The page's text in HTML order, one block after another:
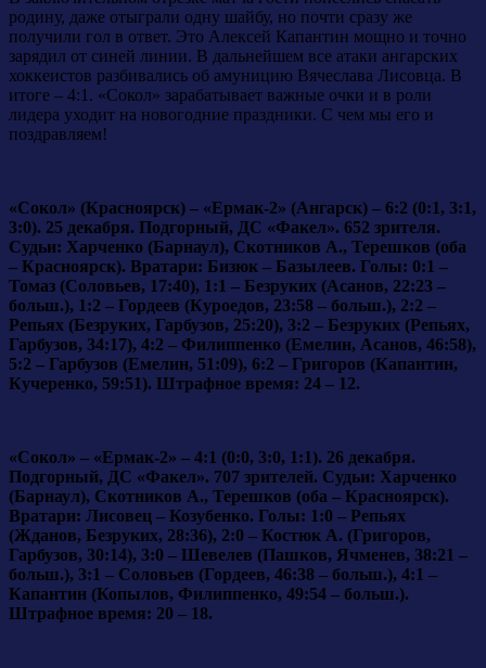
родину, даже отыграли одну шайбу, но почти сразу же
получили гол в ответ. Это Алексей Капантин мощно и точно
зарядил от синей линии. В дальнейшем все атаки ангарских
хоккеистов разбивались об амуницию Вячеслава Лисовца. В
итоге – 4:1. «Сокол» зарабатывает важные очки и в роли
лидера уходит на новогодние праздники. С чем мы его и
поздравляем!
«Сокол» (Красноярск) – «Ермак-2» (Ангарск) – 6:2 (0:1, 3:1,
3:0). 25 декабря. Подгорный, ДС «Факел». 652 зрителя.
Судьи: Харченко (Барнаул), Скотников А., Терешков (оба
– Красноярск). Вратари: Бизюк – Базылеев. Голы: 0:1 –
Томаз (Соловьев, 17:40), 1:1 – Безруких (Асанов, 22:23 –
больш.), 1:2 – Гордеев (Куроедов, 23:58 – больш.), 2:2 –
Репьях (Безруких, Гарбузов, 25:20), 3:2 – Безруких (Репьях,
Гарбузов, 34:17), 4:2 – Филиппенко (Емелин, Асанов, 46:58),
5:2 – Гарбузов (Емелин, 51:09), 6:2 – Григоров (Капантин,
Кучеренко, 59:51). Штрафное время: 24 – 12.
«Сокол» – «Ермак-2» – 4:1 (0:0, 3:0, 1:1). 26 декабря.
Подгорный, ДС «Факел». 707 зрителей. Судьи: Харченко
(Барнаул), Скотников А., Терешков (оба – Красноярск).
Вратари: Лисовец – Козубенко. Голы: 1:0 – Репьях
(Жданов, Безруких, 28:36), 2:0 – Костюк А. (Григоров,
Гарбузов, 30:14), 3:0 – Шевелев (Пашков, Ячменев, 38:21 –
больш.), 3:1 – Соловьев (Гордеев, 46:38 – больш.), 4:1 –
Капантин (Копылов, Филиппенко, 49:54 – больш.).
Штрафное время: 20 – 18.